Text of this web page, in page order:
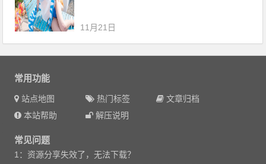
11月21日
常用功能
站点地图 热门标签
文章归档
本站帮助
解压说明
常见问题
1：资源分享失效了，无法下载？